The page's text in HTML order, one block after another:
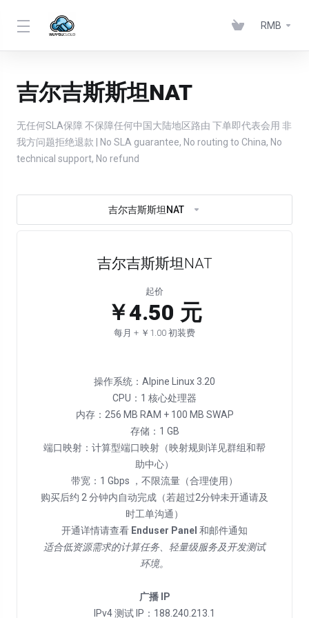
RMB
吉尔吉斯斯坦NAT
无任何SLA保障 不保障任何中国大陆地区路由 下单即代表会用 非
我方问题拒绝退款 | No SLA guarantee, No routing to China, No
technical support, No refund
吉尔吉斯斯坦NAT
吉尔吉斯斯坦NAT
起价
￥4.50 元
每月 + ￥1.00 初装费
操作系统：Alpine Linux 3.20
CPU：1 核心处理器
内存：256 MB RAM + 100 MB SWAP
存储：1 GB
端口映射：计算型端口映射（映射规则详见群组和帮
助中心）
带宽：1 Gbps ，不限流量（合理使用）
购买后约 2 分钟内自动完成（若超过2分钟未开通请及
时工单沟通）
开通详情请查看 Enduser Panel
适合低资源需求的计算任务、轻量级服务及开发测试
环境。
广播 IP
IPv4 测试 IP：188.240.213.1